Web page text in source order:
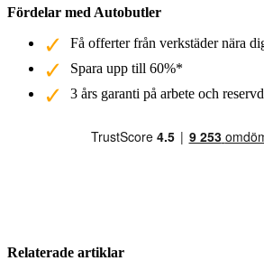
Fördelar med Autobutler
Få offerter från verkstäder nära
Spara upp till 60%*
3 års garanti på arbete och
Relaterade artiklar